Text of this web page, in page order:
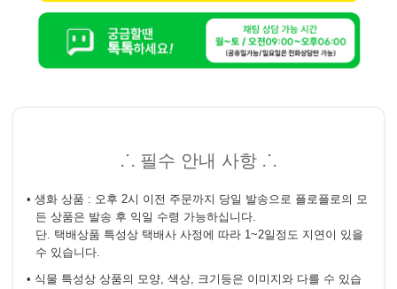
⸫ 필수 안내 사항 ⸫
• 생화 상품 : 오후 2시 이전 주문까지 당일 발송으로 플로플로의 모
든 상품은 발송 후 익일 수령 가능하십니다.
단. 택배상품 특성상 택배사 사정에 따라 1~2일정도 지연이 있을
수 있습니다.
• 식물 특성상 상품의 모양, 색상, 크기등은 이미지와 다를 수 있습